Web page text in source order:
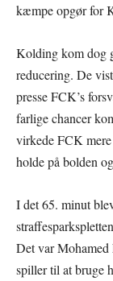
kæmpe opgør for
Kolding kom dog
reducering. De
presse FCK’s
farlige chancer
virkede FCK
holde på bolden
I det 65. minut
Det var
spiller til at bruge